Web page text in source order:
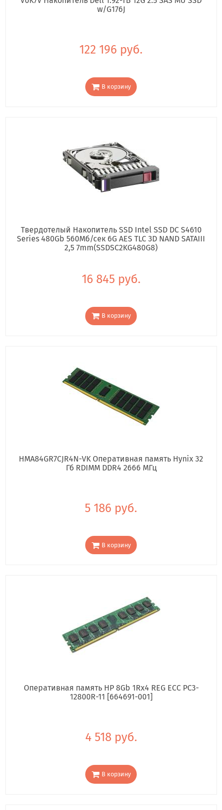
w/G176J
122 196 руб.
В корзину
Твердотелый Накопитель SSD Intel SSD DC S4610
Series 480Gb 560Мб/сек 6G AES TLC 3D NAND SATAIII
2,5 7mm(SSDSC2KG480G8)
16 845 руб.
В корзину
HMA84GR7CJR4N-VK Оперативная память Hynix 32
Гб RDIMM DDR4 2666 МГц
5 186 руб.
В корзину
Оперативная память HP 8Gb 1Rx4 REG ECC PC3-
12800R-11 [664691-001]
4 518 руб.
В корзину